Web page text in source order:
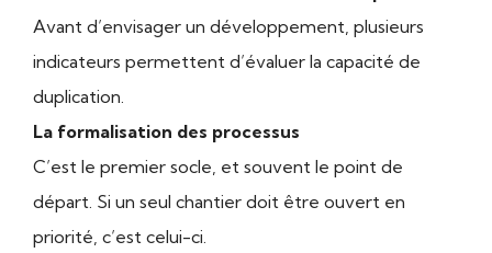
Avant d’envisager un développement, plusieurs
indicateurs permettent d’évaluer la capacité de
duplication.
La formalisation des processus
C’est le premier socle, et souvent le point de
départ. Si un seul chantier doit être ouvert en
priorité, c’est celui-ci.